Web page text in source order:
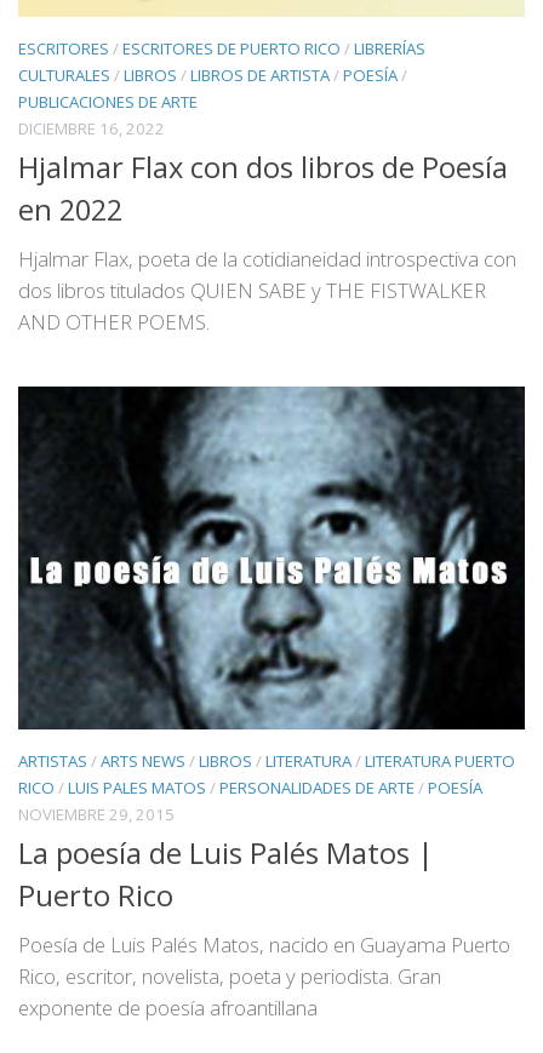
ESCRITORES /ESCRITORES DE PUERTO RICO /LIBRERÍAS
CULTURALES /LIBROS /LIBROS DE ARTISTA/POESÍA/
PUBLICACIONES DE ARTE
DICIEMBRE 16, 2022
Hjalmar Flax con dos libros de Poesía
en 2022
Hjalmar Flax, poeta de la cotidianeidad introspectiva con
dos libros titulados QUIEN SABE y THE FISTWALKER
AND OTHER POEMS.
ARTISTAS /ARTS NEWS /LIBROS /LITERATURA/LITERATURA PUERTO
RICO /LUIS PALES MATOS /PERSONALIDADES DE ARTE /POESÍA
NOVIEMBRE 29, 2015
La poesía de Luis Palés Matos |
Puerto Rico
Poesía de Luis Palés Matos, nacido en Guayama Puerto
Rico, escritor, novelista, poeta y periodista. Gran
exponente de poesía afroantillana